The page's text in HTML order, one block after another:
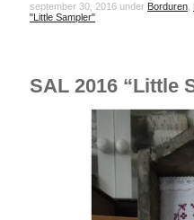
september 30, 2016 under Borduren
"Little Sampler"
SAL 2016 “Little